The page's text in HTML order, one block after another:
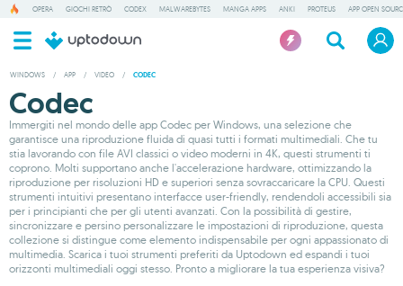
OPERA GIOCHI RETRÒ CODEX MALWAREBYTES MANGA APPS ANKI PROTEUS APP OPEN
WINDOWS / APP / VIDEO / CODEC
Codec
Immergiti nel mondo delle app Codec per Windows, una selezione che
garantisce una riproduzione fluida di quasi tutti i formati multimediali. Che tu
stia lavorando con file AVI classici o video moderni in 4K, questi strumenti ti
coprono. Molti supportano anche l'accelerazione hardware, ottimizzando la
riproduzione per risoluzioni HD e superiori senza sovraccaricare la CPU. Questi
strumenti intuitivi presentano interfacce user-friendly, rendendoli accessibili sia
per i principianti che per gli utenti avanzati. Con la possibilità di gestire,
sincronizzare e persino personalizzare le impostazioni di riproduzione, questa
collezione si distingue come elemento indispensabile per ogni appassionato di
multimedia. Scarica i tuoi strumenti preferiti da Uptodown ed espandi i tuoi
orizzonti multimediali oggi stesso. Pronto a migliorare la tua esperienza visiva?